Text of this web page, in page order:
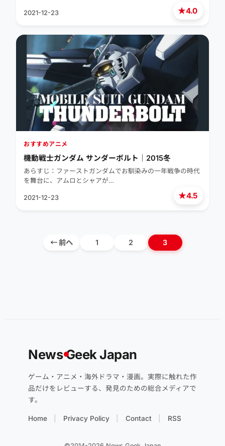
★4.0
2021-12-23
★4.5
おすすめアニメ
機動戦士ガンダム サンダーボルト｜2015冬
あらすじ：ファーストガンダムでお馴染みの一年戦争の時代
を舞台に、アムロとシャアが…
2021-12-23
← 前へ 1 2 3
NewsGeek Japan
ゲーム・アニメ・海外ドラマ・漫画。実際に触れた作
品だけをレビューする、発見のための総合メディアで
す。
Home Privacy Policy Contact RSS